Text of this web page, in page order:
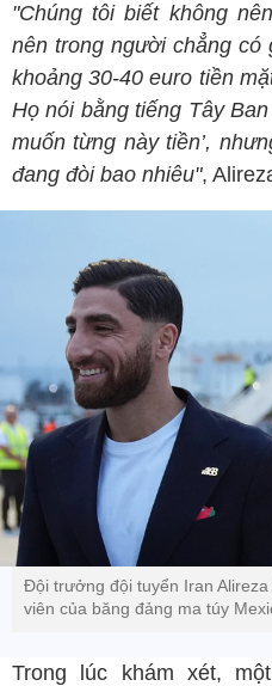
"Chúng tôi biết không
nên trong người chẳng có
khoảng 30-40 euro tiền
Họ nói bằng tiếng Tây
muốn từng này tiền’,
đang đòi bao nhiêu",
Đội trưởng đội tuyển Iran
viên của băng đảng ma túy
Trong lúc khám xét,